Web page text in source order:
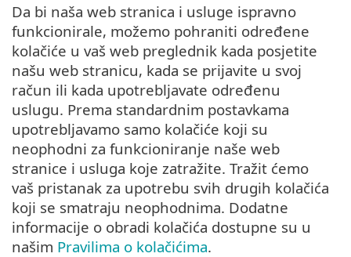
Da bi naša web stranica i usluge ispravno
funkcionirale, možemo pohraniti određene
kolačiće u vaš web preglednik kada posjetite
našu web stranicu, kada se prijavite u svoj
račun ili kada upotrebljavate određenu
uslugu. Prema standardnim postavkama
upotrebljavamo samo kolačiće koji su
neophodni za funkcioniranje naše web
stranice i usluga koje zatražite. Tražit ćemo
vaš pristanak za upotrebu svih drugih kolačića
koji se smatraju neophodnima. Dodatne
informacije o obradi kolačića dostupne su u
našim Pravilima o kolačićima.